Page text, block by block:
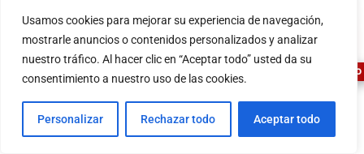
Usamos cookies para mejorar su experiencia de navegación,
mostrarle anuncios o contenidos personalizados y analizar
nuestro tráfico. Al hacer clic en “Aceptar todo” usted da su
consentimiento a nuestro uso de las cookies.
Personalizar Rechazar todo Aceptar todo
ASESOR FERRETERO